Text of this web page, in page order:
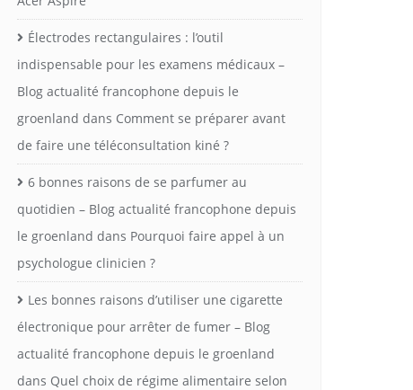
Électrodes rectangulaires : l’outil
indispensable pour les examens médicaux –
Blog actualité francophone depuis le
groenland dans Comment se préparer avant
de faire une téléconsultation kiné ?
6 bonnes raisons de se parfumer au
quotidien – Blog actualité francophone depuis
le groenland dans Pourquoi faire appel à un
psychologue clinicien ?
Les bonnes raisons d’utiliser une cigarette
électronique pour arrêter de fumer – Blog
actualité francophone depuis le groenland
dans Quel choix de régime alimentaire selon